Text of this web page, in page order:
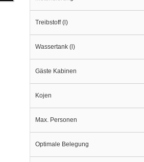
Treibstoff (l)
Wassertank (l)
Gäste Kabinen
Kojen
Max. Personen
Optimale Belegung